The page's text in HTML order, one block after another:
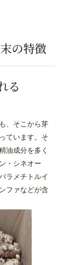
の特徴
る
、そこから芽
ています。そ
油成分を多く
・シネオー
ラメチトルイ
ファなどが含